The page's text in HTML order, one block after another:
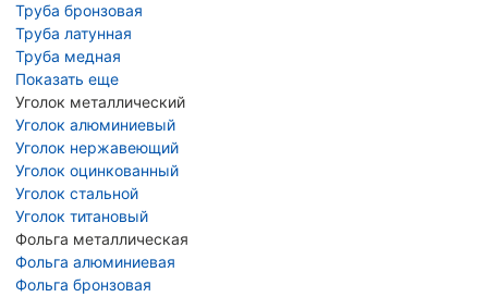
Труба бронзовая
Труба латунная
Труба медная
Показать еще
Уголок металлический
Уголок алюминиевый
Уголок нержавеющий
Уголок оцинкованный
Уголок стальной
Уголок титановый
Фольга металлическая
Фольга алюминиевая
Фольга бронзовая